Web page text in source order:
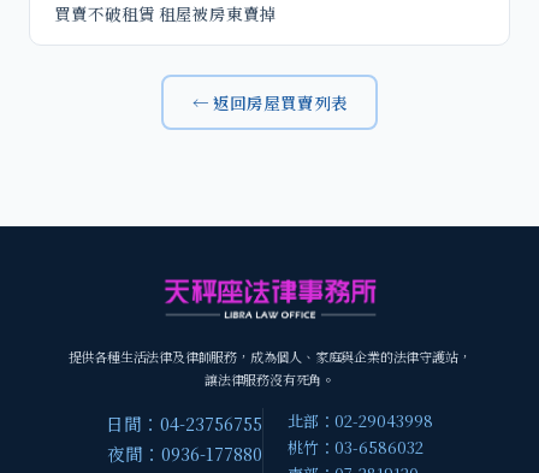
買賣不破租賃 租屋被房東賣掉
← 返回房屋買賣列表
提供各種生活法律及律師服務，成為個人、家庭與企業的法律守護站，
讓法律服務沒有死角。
日間：04-23756755
夜間：0936-177880
北部：02-29043998
桃竹：03-6586032